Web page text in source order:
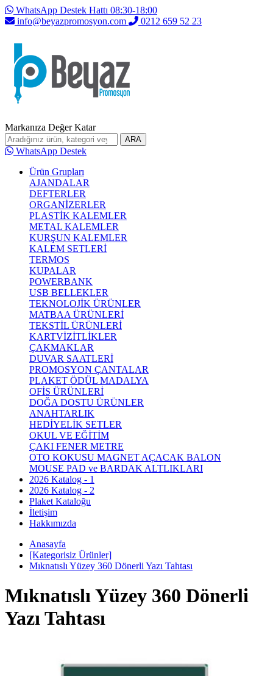
WhatsApp Destek Hattı 08:30-18:00
info@beyazpromosyon.com
0212 659 52 23
Markanıza Değer Katar
ARA
WhatsApp Destek
Ürün Grupları
AJANDALAR
DEFTERLER
ORGANİZERLER
PLASTİK KALEMLER
METAL KALEMLER
KURŞUN KALEMLER
KALEM SETLERİ
TERMOS
KUPALAR
POWERBANK
USB BELLEKLER
TEKNOLOJİK ÜRÜNLER
MATBAA ÜRÜNLERİ
TEKSTİL ÜRÜNLERİ
KARTVİZİTLİKLER
ÇAKMAKLAR
DUVAR SAATLERİ
PROMOSYON ÇANTALAR
PLAKET ÖDÜL MADALYA
OFİS ÜRÜNLERİ
DOĞA DOSTU ÜRÜNLER
ANAHTARLIK
HEDİYELİK SETLER
OKUL VE EĞİTİM
ÇAKI FENER METRE
OTO KOKUSU MAGNET AÇACAK BALON
MOUSE PAD ve BARDAK ALTLIKLARI
2026 Katalog - 1
2026 Katalog - 2
Plaket Kataloğu
İletişim
Hakkımızda
Anasayfa
[Kategorisiz Ürünler]
Mıknatıslı Yüzey 360 Dönerli Yazı Tahtası
Mıknatıslı Yüzey 360 Dönerli
Yazı Tahtası